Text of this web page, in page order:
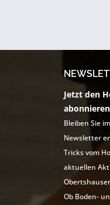
Jetzt den
Bleiben Sie
Newsletter
Tricks vom
aktuellen
Ob Boden-